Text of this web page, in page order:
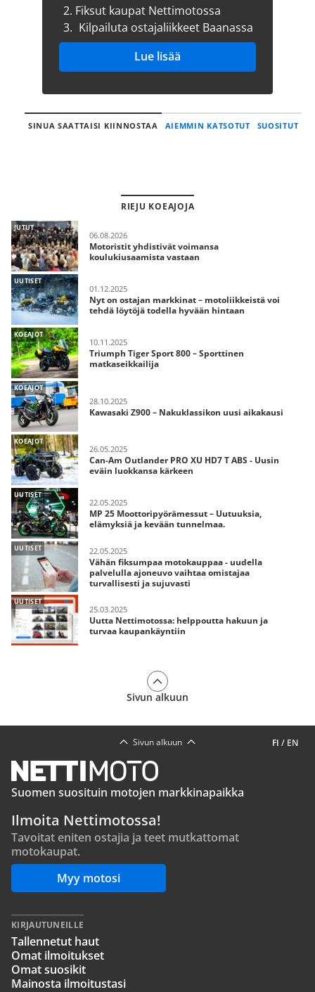
2. Fiksut kaupat Nettimotossa
3. Kilpailuta ostajaliikkeet Baanassa
Lue lisää
SINUA SAATTAISI KIINNOSTAA AIEMMIN KATSOTUT SUOSITUT
RIEJU KOEAJOJA
JUTUT
06.08.2026
Motoristit yhdistivät voimansa
koulukiusaamista vastaan
UUTISET
01.12.2025
Nyt on ostajan markkinat – motoliikkeistä voi
tehdä löytöjä todella hyvään hintaan
KOEAJOT
10.11.2025
Triumph Tiger Sport 800 – Sporttinen
matkaseikkailija
KOEAJOT
28.10.2025
Kawasaki Z900 – Nakuklassikon uusi aikakausi
KOEAJOT
26.05.2025
Can-Am Outlander PRO XU HD7 T ABS - Uusin
eväin luokkansa kärkeen
UUTISET
22.05.2025
MP 25 Moottoripyörämessut – Uutuuksia,
elämyksiä ja kevään tunnelmaa.
UUTISET 22.05.2025
Vähän fiksumpaa motokauppaa - uudella
palvelulla ajoneuvo vaihtaa omistajaa
turvallisesti ja sujuvasti
UUTISET
25.03.2025
Uutta Nettimotossa: helppoutta hakuun ja
turvaa kaupankäyntiin
Sivun alkuun
FI / EN
Sivun alkuun
Suomen suosituin motojen markkinapaikka
Ilmoita Nettimotossa!
Tavoitat eniten ostajia ja teet mutkattomat
motokaupat.
Myy motosi
KIRJAUTUNEILLE
Tallennetut haut
Omat ilmoitukset
Omat suosikit
Mainosta ilmoitustasi